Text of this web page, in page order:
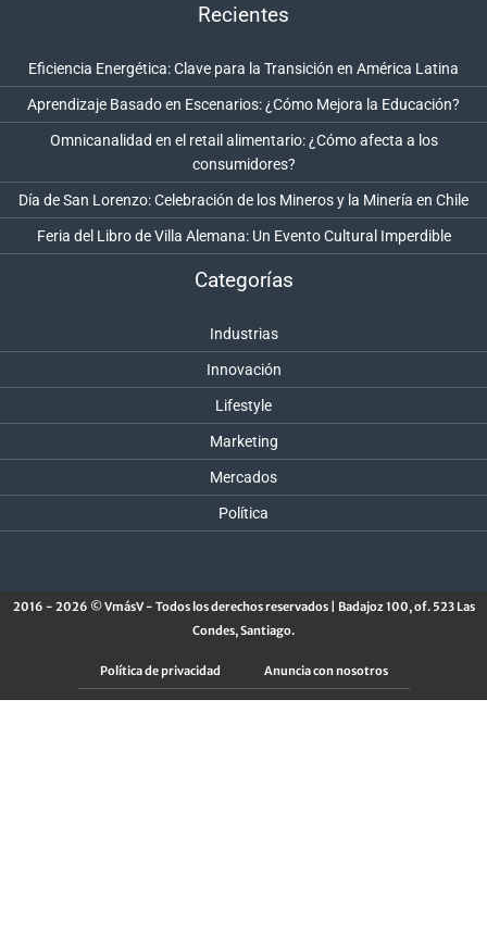
Recientes
Eficiencia Energética: Clave para la Transición en América Latina
Aprendizaje Basado en Escenarios: ¿Cómo Mejora la Educación?
Omnicanalidad en el retail alimentario: ¿Cómo afecta a los
consumidores?
Día de San Lorenzo: Celebración de los Mineros y la Minería en Chile
Feria del Libro de Villa Alemana: Un Evento Cultural Imperdible
Categorías
Industrias
Innovación
Lifestyle
Marketing
Mercados
Política
2016 - 2026 © VmásV - Todos los derechos reservados | Badajoz 100, of. 523 Las
Condes, Santiago.
Política de privacidad Anuncia con nosotros